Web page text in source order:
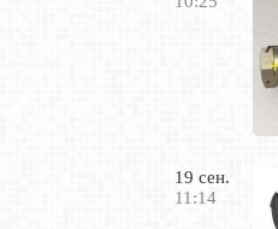
19 сен.
11:14